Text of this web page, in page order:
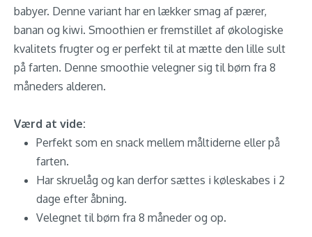
babyer. Denne variant har en lækker smag af pærer,
banan og kiwi. Smoothien er fremstillet af økologiske
kvalitets frugter og er perfekt til at mætte den lille sult
på farten. Denne smoothie velegner sig til børn fra 8
måneders alderen.
Værd at vide:
Perfekt som en snack mellem måltiderne eller på
farten.
Har skruelåg og kan derfor sættes i køleskabes i 2
dage efter åbning.
Velegnet til børn fra 8 måneder og op.